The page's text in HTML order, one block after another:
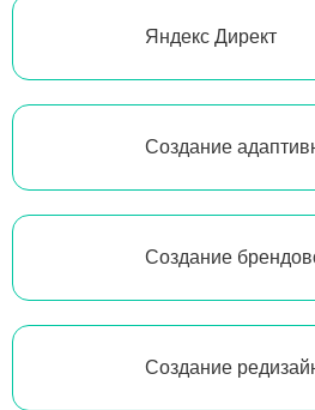
Яндекс Директ
Создание
Создание
Создание